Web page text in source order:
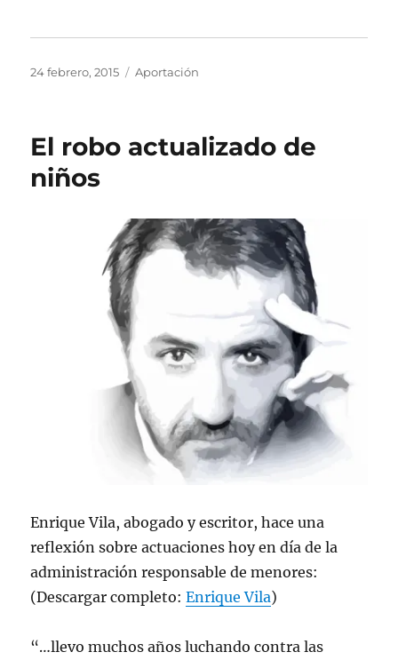
Publicado
24 febrero, 2015 Categorías
Aportación
El robo actualizado de
niños
Enrique Vila, abogado y escritor, hace una
reflexión sobre actuaciones hoy en día de la
administración responsable de menores:
(Descargar completo:Enrique Vila)
“…llevo muchos años luchando contra las